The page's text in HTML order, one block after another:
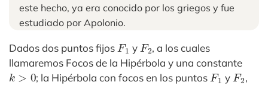
este hecho, ya era conocido por los griegos y fue
estudiado por Apolonio.
Dados dos puntos fijos F1 y F2 , a los cuales
llamaremos Focos de la Hipérbola y una constante
k>0 ; la Hipérbola con focos en los puntosF1yF2 ,